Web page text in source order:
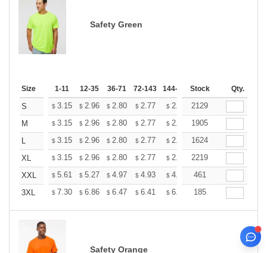
Safety Green
Size 1-11 12-35 36-71 72-143 144-287 288 + More
Stock Qty.
S $ 3.15 $ 2.96 $ 2.80 $ 2.77 $ 2.72 $2.70
2129
M
$ 3.15 $ 2.96 $ 2.80 $ 2.77 $ 2.72 $2.70
1905
L
$ 3.15 $ 2.96 $ 2.80 $ 2.77 $ 2.72 $2.70
1624
XL
$ 3.15 $ 2.96 $ 2.80 $ 2.77 $ 2.72 $2.70
2219
XXL
$ 5.61 $ 5.27 $ 4.97 $ 4.93 $ 4.85 $4.80
461
3XL
$ 7.30 $ 6.86 $ 6.47 $ 6.41 $ 6.30 $6.25
185
Safety Orange